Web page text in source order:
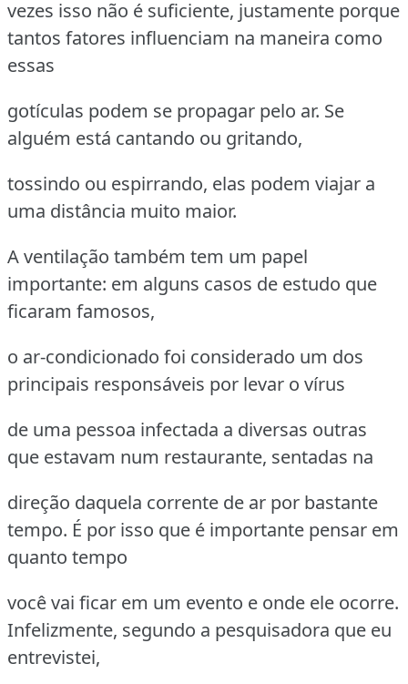
vezes isso não é suficiente, justamente porque
tantos fatores influenciam na maneira como
essas
gotículas podem se propagar pelo ar. Se
alguém está cantando ou gritando,
tossindo ou espirrando, elas podem viajar a
uma distância muito maior.
A ventilação também tem um papel
importante: em alguns casos de estudo que
ficaram famosos,
o ar-condicionado foi considerado um dos
principais responsáveis por levar o vírus
de uma pessoa infectada a diversas outras
que estavam num restaurante, sentadas na
direção daquela corrente de ar por bastante
tempo. É por isso que é importante pensar em
quanto tempo
você vai ficar em um evento e onde ele ocorre.
Infelizmente, segundo a pesquisadora que eu
entrevistei,